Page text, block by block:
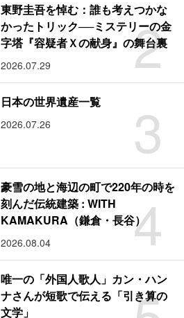
2
東野圭吾を悼む：誰も考えつかな
かったトリック──ミステリーの金
字塔『容疑者Ｘの献身』の舞台裏
2026.07.29
3
日本の世界遺産一覧
2026.07.26
4
豪雪の地と海辺の町で220年の時を
刻んだ伝統建築 : WITH
KAMAKURA（鎌倉・長谷）
2026.08.04
唯一の「外国人歌人」カン・ハン
ナさんが短歌で伝える「引き算の
文学」